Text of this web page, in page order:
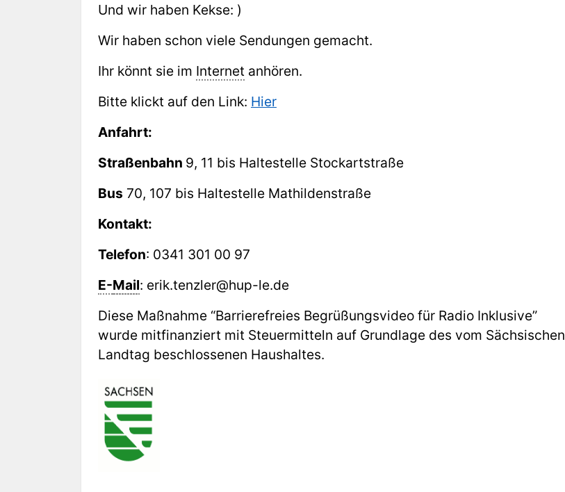
Und wir haben Kekse: )
Wir haben schon viele Sendungen gemacht.
Ihr könnt sie im Internet anhören.
Bitte klickt auf den Link: Hier
Anfahrt:
Straßenbahn 9, 11 bis Haltestelle Stockartstraße
Bus 70, 107 bis Haltestelle Mathildenstraße
Kontakt:
Telefon: 0341 301 00 97
E-Mail: erik.tenzler@hup-le.de
Diese Maßnahme “Barrierefreies Begrüßungsvideo für Radio Inklusive”
wurde mitfinanziert mit Steuermitteln auf Grundlage des vom Sächsischen
Landtag beschlossenen Haushaltes.